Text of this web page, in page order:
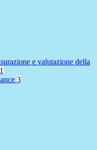
e valutazione della
1
3